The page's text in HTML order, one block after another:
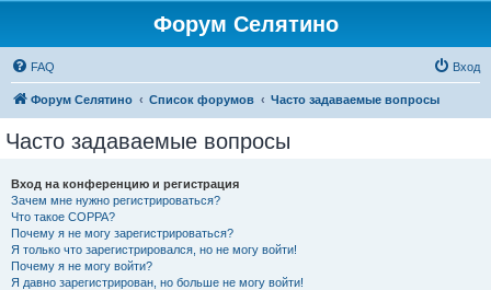
Форум Селятино
FAQ Вход
Форум Селятино Список форумов Часто задаваемые вопросы
Часто задаваемые вопросы
Вход на конференцию и регистрация
Зачем мне нужно регистрироваться?
Что такое COPPA?
Почему я не могу зарегистрироваться?
Я только что зарегистрировался, но не могу войти!
Почему я не могу войти?
Я давно зарегистрирован, но больше не могу войти!